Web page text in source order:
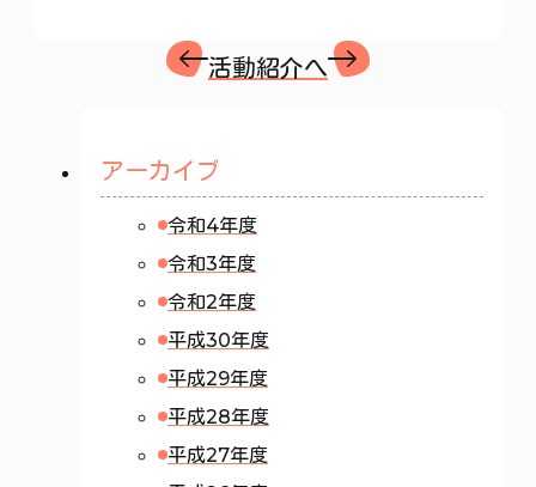
アーカイブ
令和4年度
令和3年度
令和2年度
平成30年度
平成29年度
平成28年度
平成27年度
活動紹介へ